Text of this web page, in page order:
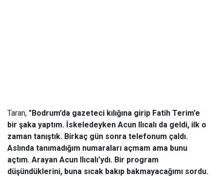
Taran, "Bodrum’da gazeteci kılığına girip Fatih Terim’e
bir şaka yaptım. İskeledeyken Acun Ilıcalı da geldi, ilk o
zaman tanıştık. Birkaç gün sonra telefonum çaldı.
Aslında tanımadığım numaraları açmam ama bunu
açtım. Arayan Acun Ilıcalı’ydı. Bir program
düşündüklerini, buna sıcak bakıp bakmayacağımı sordu.